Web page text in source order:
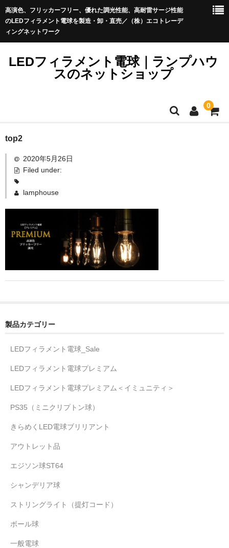
高演色、フリッカーフリー、優れた調光性能、高耐雷サージ性能
のLEDフィラメント電球を製造・卸・直売／（株）エコトレーデ
ィングネットワーク
LEDフィラメント電球｜ランプハウ
スのネットショップ
0
LEDフィラメント電球プレミアム＜イミュニティ＞
ストリングライト（提灯コード）
きらめくLED電球ブリリアント
アウトレット品
top2
2020年5月26日
Filed under:
lamphouse
製品カテゴリー
LEDフィラメント電球_Sale
LEDフィラメント電球プレミアム
LEDフィラメント電球プレミアム＜イミュニティ＞
PS35（ミニクリプトン球）
きらめくLED電球ブリリアント
アウトレット品
エジソン球ST64
シャンデリア球
ストリングライト（提灯コード）
ボール球
一般電球